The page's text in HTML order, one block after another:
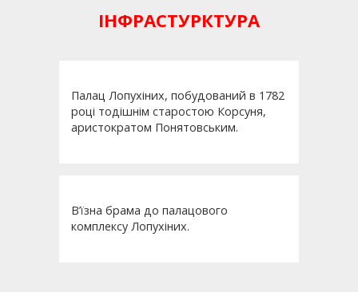
ІНФРАСТУРКТУРА
Палац Лопухіних, побудований в 1782
році тодішнім старостою Корсуня,
аристократом Понятовським.
В’їзна брама до палацового
комплексу Лопухіних.